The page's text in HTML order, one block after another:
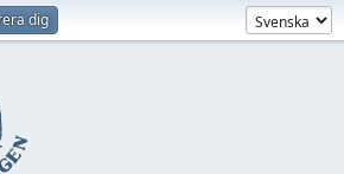
dig